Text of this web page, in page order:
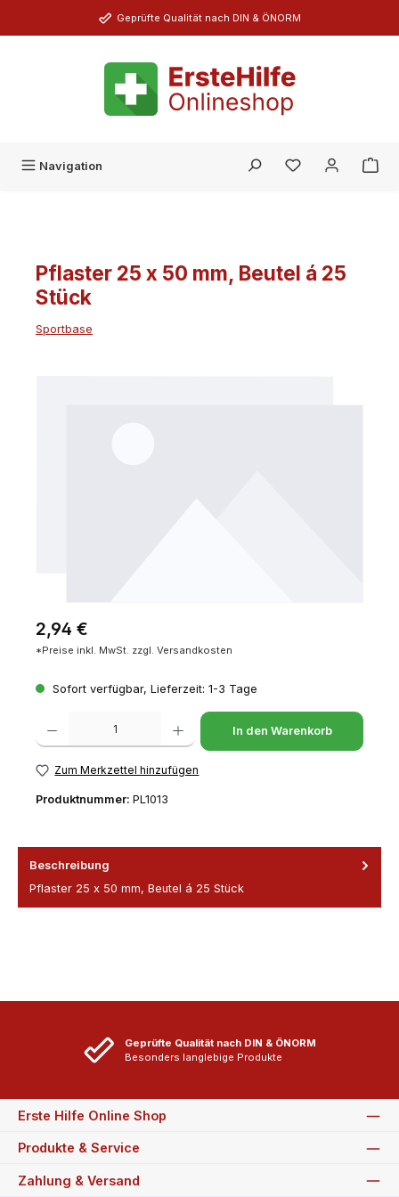
Zum Hauptinhalt springenGeprüfte Qualität nach DIN & ÖNORM
Navigation Du hast 0
Pflaster 25 x 50 mm, Beutel á 25
Stück
Sportbase
Regulärer Preis:
2,94 €
*Preise inkl. MwSt. zzgl. Versandkosten
Sofort verfügbar, Lieferzeit: 1-3 Tage
Produkt Anzahl: Gib den gewünschten Wert ein oder benutze die
In den Warenkorb
Zum Merkzettel hinzufügen
Produktnummer: PL1013
Beschreibung
Pflaster 25 x 50 mm, Beutel á 25 Stück
Geprüfte Qualität nach DIN & ÖNORM
Besonders langlebige Produkte
Erste Hilfe Online Shop
Produkte & Service
Zahlung & Versand